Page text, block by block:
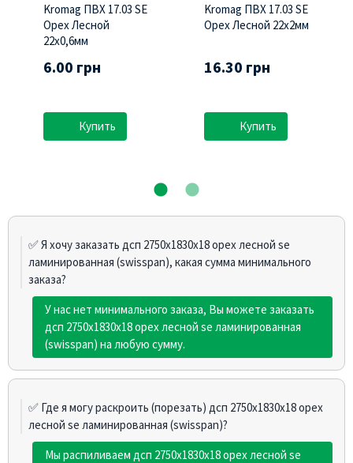
Kromag ПВХ 17.03 SЕ
Орех Лесной
22х0,6мм
6.00 грн
Купить
Kromag ПВХ 17.03 SЕ
Орех Лесной 22х2мм
16.30 грн
Купить
✅ Я хочу заказать дсп 2750х1830х18 орех лесной se
ламинированная (swisspan), какая сумма минимального
заказа?
У нас нет минимального заказа, Вы можете заказать
дсп 2750х1830х18 орех лесной se ламинированная
(swisspan) на любую сумму.
✅ Где я могу раскроить (порезать) дсп 2750х1830х18 орех
лесной se ламинированная (swisspan)?
Мы распиливаем дсп 2750х1830х18 орех лесной se